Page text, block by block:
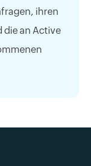
ihren
die an Active